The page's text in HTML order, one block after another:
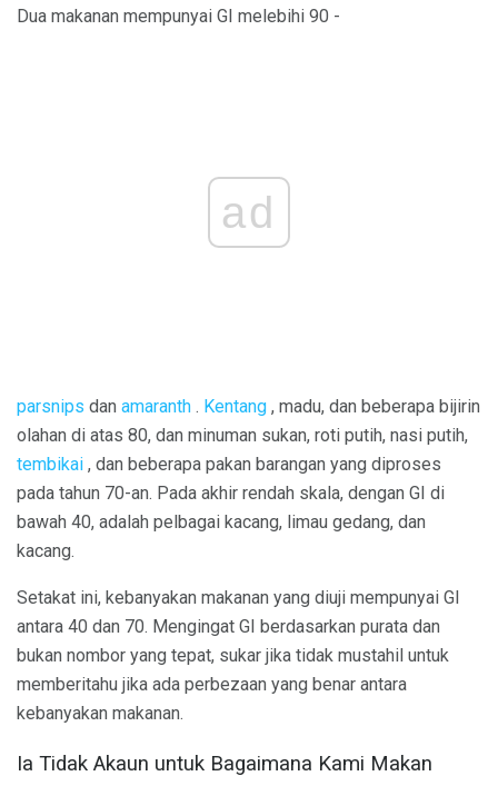
Dua makanan mempunyai GI melebihi 90 -
ad
parsnips dan amaranth . Kentang , madu, dan beberapa bijirin
olahan di atas 80, dan minuman sukan, roti putih, nasi putih,
tembikai , dan beberapa pakan barangan yang diproses
pada tahun 70-an. Pada akhir rendah skala, dengan GI di
bawah 40, adalah pelbagai kacang, limau gedang, dan
kacang.
Setakat ini, kebanyakan makanan yang diuji mempunyai GI
antara 40 dan 70. Mengingat GI berdasarkan purata dan
bukan nombor yang tepat, sukar jika tidak mustahil untuk
memberitahu jika ada perbezaan yang benar antara
kebanyakan makanan.
Ia Tidak Akaun untuk Bagaimana Kami Makan